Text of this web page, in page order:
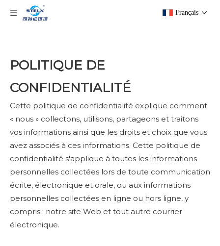
Français
POLITIQUE DE
CONFIDENTIALITÉ
Cette politique de confidentialité explique comment
« nous » collectons, utilisons, partageons et traitons
vos informations ainsi que les droits et choix que vous
avez associés à ces informations. Cette politique de
confidentialité s'applique à toutes les informations
personnelles collectées lors de toute communication
écrite, électronique et orale, ou aux informations
personnelles collectées en ligne ou hors ligne, y
compris : notre site Web et tout autre courrier
électronique.